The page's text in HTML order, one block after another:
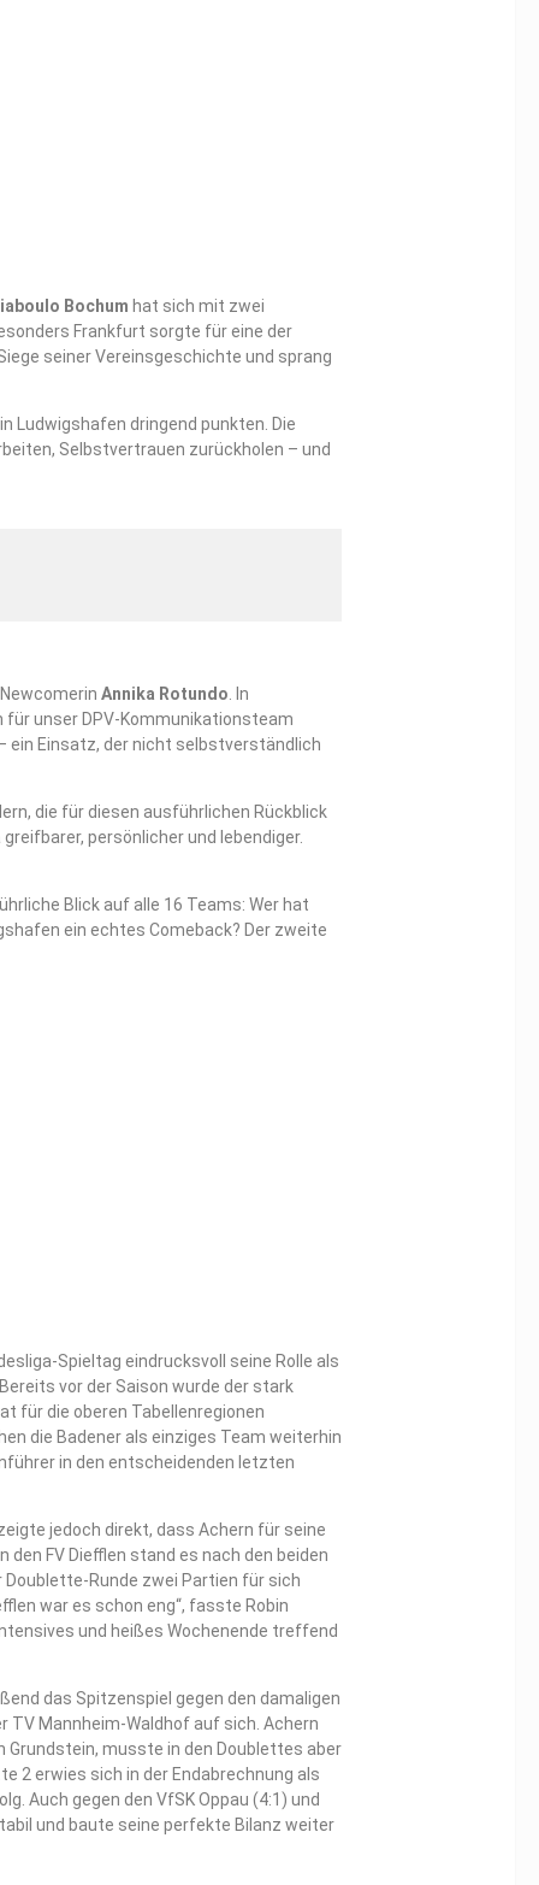
Bochum hat sich mit zwei
Frankfurt sorgte für eine der
seiner Vereinsgeschichte und sprang
Ludwigshafen dringend punkten. Die
Selbstvertrauen zurückholen – und
Annika Rotundo . In
unser DPV-Kommunikationsteam
ein Einsatz, der nicht selbstverständlich
die für diesen ausführlichen Rückblick
persönlicher und lebendiger.
Blick auf alle 16 Teams: Wer hat
ein echtes Comeback? Der zweite
Spieltag eindrucksvoll seine Rolle als
vor der Saison wurde der stark
für die oberen Tabellenregionen
die Badener als einziges Team weiterhin
in den entscheidenden letzten
jedoch direkt, dass Achern für seine
FV Diefflen stand es nach den beiden
Runde zwei Partien für sich
war es schon eng“, fasste Robin
und heißes Wochenende treffend
das Spitzenspiel gegen den damaligen
Mannheim-Waldhof auf sich. Achern
musste in den Doublettes aber
2 erwies sich in der Endabrechnung als
Auch gegen den VfSK Oppau (4:1) und
und baute seine perfekte Bilanz weiter